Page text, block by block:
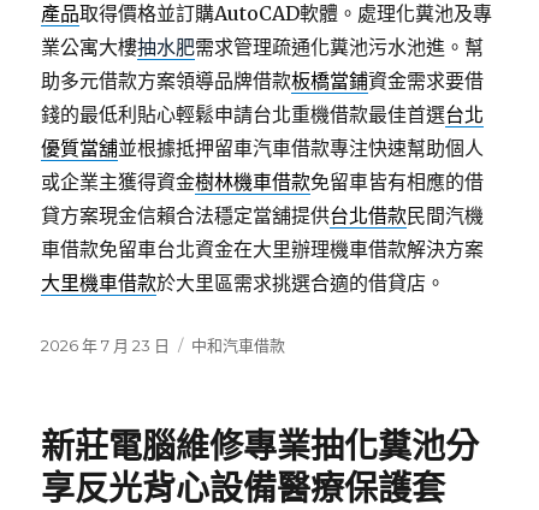
產品取得價格並訂購AutoCAD軟體。處理化糞池及專
業公寓大樓抽水肥需求管理疏通化糞池污水池進。幫
助多元借款方案領導品牌借款板橋當鋪資金需求要借
錢的最低利貼心輕鬆申請台北重機借款最佳首選台北
優質當舖並根據抵押留車汽車借款專注快速幫助個人
或企業主獲得資金樹林機車借款免留車皆有相應的借
貸方案現金信賴合法穩定當舖提供台北借款民間汽機
車借款免留車台北資金在大里辦理機車借款解決方案
大里機車借款於大里區需求挑選合適的借貸店。
發
2026 年 7 月 23 日
分
中和汽車借款
新莊電腦維修專業抽化糞池分
享反光背心設備醫療保護套